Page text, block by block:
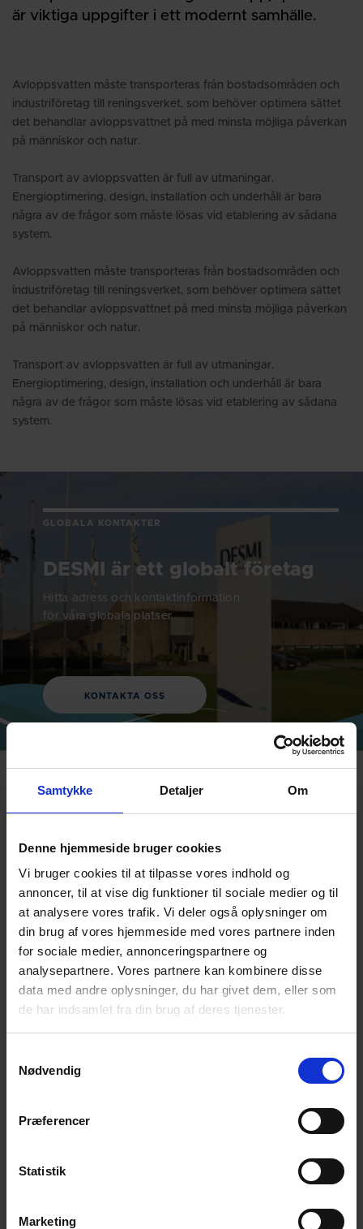
Samtykke Detaljer Om
Denne hjemmeside bruger cookies
Vi bruger cookies til at tilpasse vores indhold og
annoncer, til at vise dig funktioner til sociale medier og til
at analysere vores trafik. Vi deler også oplysninger om
din brug af vores hjemmeside med vores partnere inden
for sociale medier, annonceringspartnere og
analysepartnere. Vores partnere kan kombinere disse
data med andre oplysninger, du har givet dem, eller som
de har indsamlet fra din brug af deres tjenester.
Nødvendig
Præferencer
Statistik
Marketing
är viktiga uppgifter i ett modernt samhälle.
Avloppsvatten måste transporteras från bostadsområden och
industriföretag till reningsverket, som behöver optimera sättet
det behandlar avloppsvattnet på med minsta möjliga påverkan
på människor och natur.
Transport av avloppsvatten är full av utmaningar.
Energioptimering, design, installation och underhåll är bara
några av de frågor som måste lösas vid etablering av sådana
system.
Avloppsvatten måste transporteras från bostadsområden och
industriföretag till reningsverket, som behöver optimera sättet
det behandlar avloppsvattnet på med minsta möjliga påverkan
på människor och natur.
Transport av avloppsvatten är full av utmaningar.
Energioptimering, design, installation och underhåll är bara
några av de frågor som måste lösas vid etablering av sådana
system.
GLOBALA KONTAKTER
DESMI är ett globalt företag
Hitta adress och kontaktinformation
för våra globala platser
KONTAKTA OSS
NYHETSBREV
Registrera dig för vårt nyhetsbrev så
skickar vi de senaste rubrikerna direkt till
din inkorg.
NAME
E-MAIL*